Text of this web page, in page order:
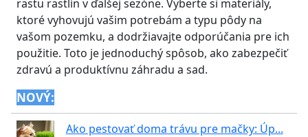
rastu rastlín v ďalšej sezóne. Vyberte si materiály,
ktoré vyhovujú vašim potrebám a typu pôdy na
vašom pozemku, a dodržiavajte odporúčania pre ich
použitie. Toto je jednoduchý spôsob, ako zabezpečiť
zdravú a produktívnu záhradu a sad.
NOVÝ:
Ako pestovať doma trávu pre mačky: Úp...